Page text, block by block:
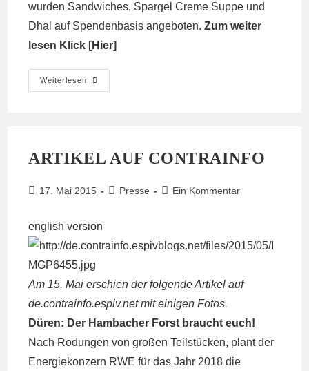
wurden Sandwiches, Spargel Creme Suppe und
Dhal auf Spendenbasis angeboten.Zum weiter
lesen Klick [Hier]
Weiterlesen
Bericht
Zur
ARTIKEL AUF CONTRAINFO
Beitrag
17. Mai 2015
Beitrags-
Presse
Beitrags-
Ein Kommentar
english version
Am 15. Mai erschien der folgende Artikel auf
de.contrainfo.espiv.netmit einigen Fotos.
Düren: Der Hambacher Forst braucht euch!
Nach Rodungen von großen Teilstücken, plant der
Energiekonzern RWE für das Jahr 2018 die